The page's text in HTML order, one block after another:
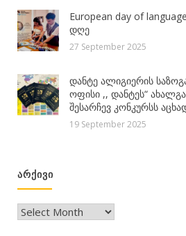
European day of
დღე
27 September 2025
დანტე ალიგიერის
ოფისი ,, დანტეს“
შესარჩევ კონკურსს
19 September 2025
ᲐᲠᲥᲘᲕᲘ
არქივი